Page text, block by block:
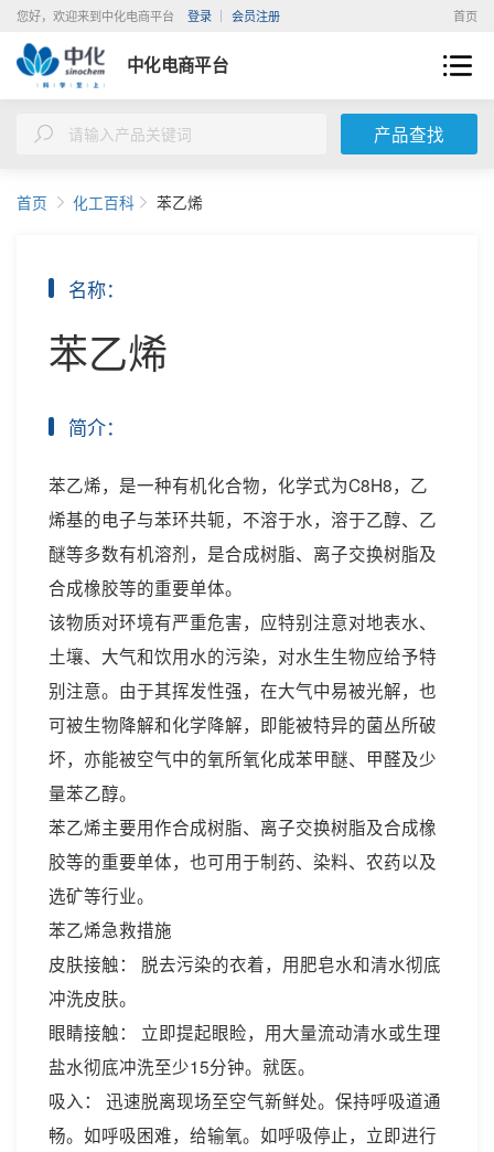
首页
您好，欢迎来到中化电商平台 登录 会员注册
中化电商平台
产品查找
首页 化工百科 苯乙烯
名称：
苯乙烯
简介：
苯乙烯，是一种有机化合物，化学式为C8H8，乙
烯基的电子与苯环共轭，不溶于水，溶于乙醇、乙
醚等多数有机溶剂，是合成树脂、离子交换树脂及
合成橡胶等的重要单体。
该物质对环境有严重危害，应特别注意对地表水、
土壤、大气和饮用水的污染，对水生生物应给予特
别注意。由于其挥发性强，在大气中易被光解，也
可被生物降解和化学降解，即能被特异的菌丛所破
坏，亦能被空气中的氧所氧化成苯甲醚、甲醛及少
量苯乙醇。
苯乙烯主要用作合成树脂、离子交换树脂及合成橡
胶等的重要单体，也可用于制药、染料、农药以及
选矿等行业。
苯乙烯急救措施
皮肤接触： 脱去污染的衣着，用肥皂水和清水彻底
冲洗皮肤。
眼睛接触： 立即提起眼睑，用大量流动清水或生理
盐水彻底冲洗至少15分钟。就医。
吸入： 迅速脱离现场至空气新鲜处。保持呼吸道通
畅。如呼吸困难，给输氧。如呼吸停止，立即进行